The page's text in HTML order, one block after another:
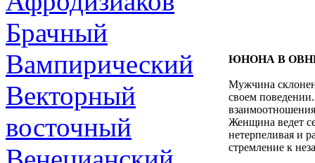
Брачный
Вампирический
Векторный
восточный
ЮНОНА В
Мужчина
своем
Женщина ведет
нетерпеливая и
стремление к